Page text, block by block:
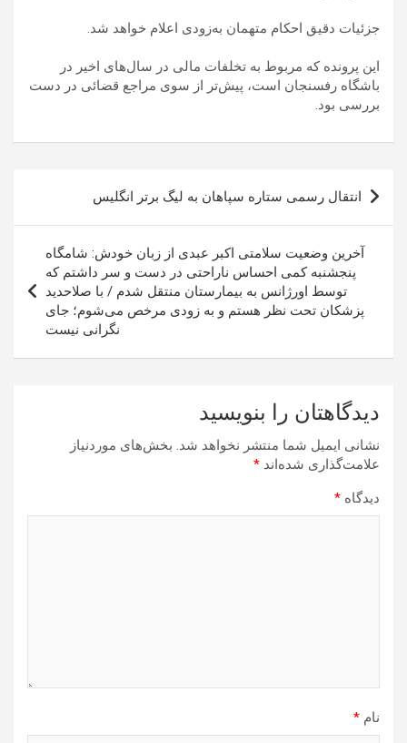
جزئیات دقیق احکام متهمان به‌زودی اعلام خواهد شد.
این پرونده که مربوط به تخلفات مالی در سال‌های اخیر در
باشگاه رفسنجان است، پیش‌تر از سوی مراجع قضائی در دست
بررسی بود.
راهبری
نوشته
انتقال رسمی ستاره سپاهان به لیگ برتر انگلیس
آخرین وضعیت سلامتی اکبر عبدی از زبان خودش: شامگاه
پنجشنبه کمی احساس ناراحتی در دست و سر داشتم که
توسط اورژانس به بیمارستان منتقل شدم / با صلاحدید
پزشکان تحت نظر هستم و به زودی مرخص می‌شوم؛ جای
نگرانی نیست
دیدگاهتان را بنویسید
نشانی ایمیل شما منتشر نخواهد شد. بخش‌های موردنیاز
علامت‌گذاری شده‌اند *
دیدگاه *
نام *